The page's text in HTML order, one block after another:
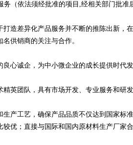
（依法须经批准的项目,经相关部门批准
造差异化产品服务并不断的推陈出新，
供销商的关注与合作。
心诚企，为中小微企业的成长提供时代发
英团队，具有市场开发、专业服务和研发
产工艺，确保产品品质不仅达到国家标
优；直接与国际和国内原材料生产厂家